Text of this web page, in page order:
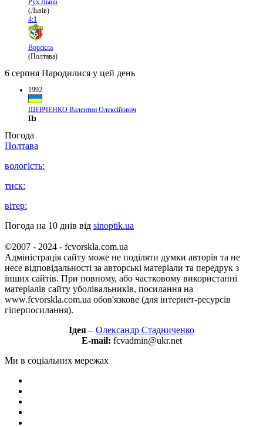
Рух Львів
(Львів)
4:1
Ворскла
(Полтава)
6 серпня Народилися у цей день
1992
ШЕВЧЕНКО Валентин Олексійович
Пз
Погода
Полтава
вологість:
тиск:
вітер:
Погода на 10 днів від sinoptik.ua
©2007 - 2024 - fcvorskla.com.ua
Адміністрація сайту може не поділяти думки авторів та не
несе відповідальності за авторські матеріали та передрук з
інших сайтів. При повному, або частковому використанні
матеріалів сайту уболівальників, посилання на
www.fcvorskla.com.ua обов'язкове (для інтернет-ресурсів
гіперпосилання).
Ідея – Олександр Стадниченко
E-mail: fcvadmin@ukr.net
Ми в соціальних мережах